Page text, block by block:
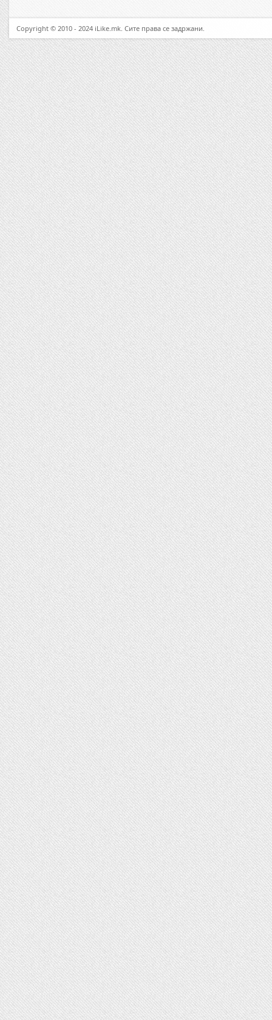
Copyright © 2010 - 2024 iLike.mk. Сите права се задржани.